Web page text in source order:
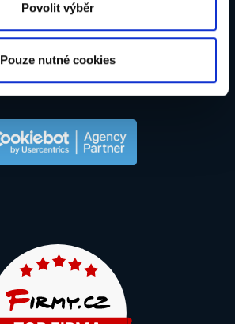
Povolit výběr
Pouze nutné cookies